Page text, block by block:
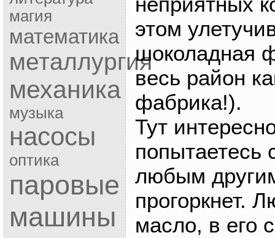
магия
математика
металлургия
механика
музыка
насосы
оптика
паровые
машины
этом
шоколадная
весь район
фабрика!).
Тут
попытаетесь
любым
прогоркнет.
масло, в его